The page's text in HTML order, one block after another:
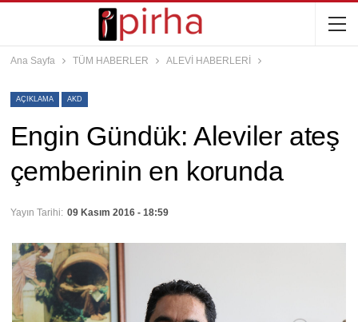
Ana Sayfa TÜM HABERLER ALEVİ HABERLERİ
AÇIKLAMA AKD
Engin Gündük: Aleviler ateş
çemberinin en korunda
Yayın Tarihi: 09 Kasım 2016 - 18:59